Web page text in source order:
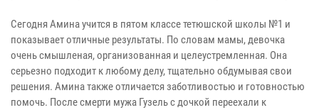
Сегодня Амина учится в пятом классе тетюшской школы №1 и
показывает отличные результаты. По словам мамы, девочка
очень смышленая, организованная и целеустремленная. Она
серьезно подходит к любому делу, тщательно обдумывая свои
решения. Амина также отличается заботливостью и готовностью
помочь. После смерти мужа Гузель с дочкой переехали к